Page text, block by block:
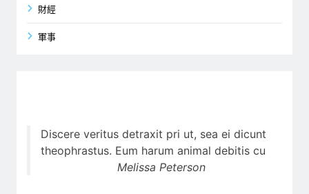
財經
軍事
Discere veritus detraxit pri ut, sea ei dicunt
theophrastus. Eum harum animal debitis cu
Melissa Peterson